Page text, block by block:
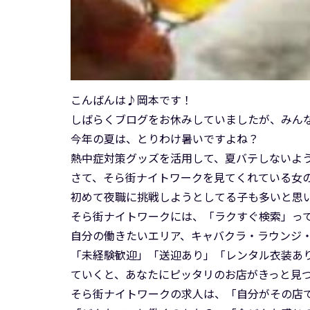
こんばんは♪岡本です！
しばらくブログをお休みしていましたが、みん
今年の夏は、とりわけ暑いですよね？
熱中症対策グッズを活用して、夏バテしないよ
さて、そら街ナイトワークを見てくれている女
初めて夜職に挑戦しようとしてる子も多いと
そら街ナイトワークには、「ラクすぐ検索」
自分の働きたいエリア、キャバクラ・ラウン
「未経験歓迎」「送迎あり」「レンタル衣装
ていくと、あなたにピッタリのお店がきっと
そら街ナイトワークの求人は、「自分がその